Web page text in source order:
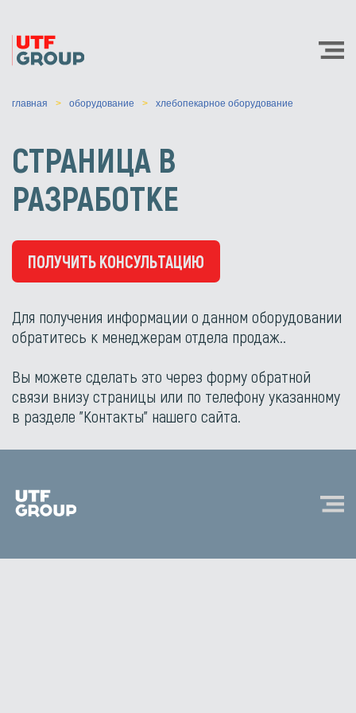
главная оборудование хлебопекарное оборудование
СТРАНИЦА В
РАЗРАБОТКЕ
ПОЛУЧИТЬ КОНСУЛЬТАЦИЮ
Для получения информации о данном оборудовании
обратитесь к менеджерам отдела продаж..
Вы можете сделать это через форму обратной
связи внизу страницы или по телефону указанному
в разделе "Контакты" нашего сайта.